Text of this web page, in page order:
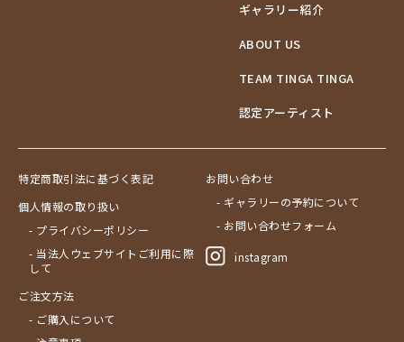
ギャラリー紹介
ABOUT US
TEAM TINGA TINGA
認定アーティスト
特定商取引法に基づく表記
個人情報の取り扱い
- プライバシーポリシー
- 当法人ウェブサイトご利用に際
して
ご注文方法
- ご購入について
お問い合わせ
- ギャラリーの予約について
- お問い合わせフォーム
instagram